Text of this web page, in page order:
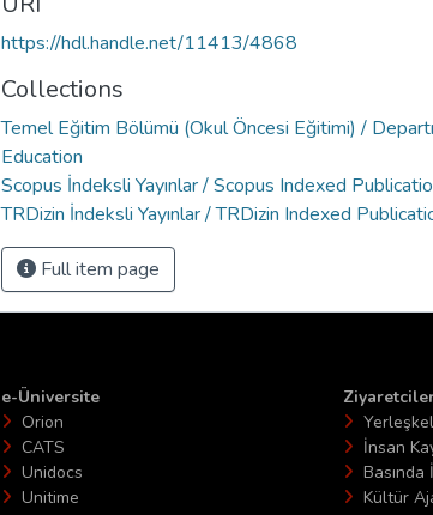
https://hdl.handle.net/11413/4868
Collections
Temel Eğitim Bölümü (Okul Öncesi Eğitimi) /
Education
Scopus İndeksli Yayınlar / Scopus Indexed
TRDizin İndeksli Yayınlar / TRDizin Indexed
Full item page
e-Üniversite
Orion
CATS
Unidocs
Unitime
İnsan
Basında
Kültür